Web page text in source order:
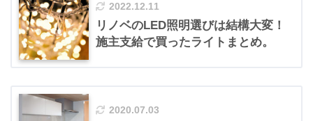
2022.12.11
リノベのLED照明選びは結構大変！
施主支給で買ったライトまとめ。
2020.07.03